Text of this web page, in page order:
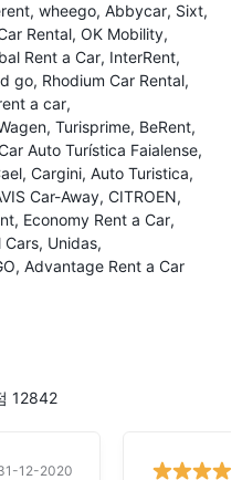
wheego Abbycar Sixt
Rental OK Mobility
Rent a Car InterRent
go Rhodium Car Rental
a car
Turisprime BeRent
Auto Turística Faialense
Cargini Auto Turistica
Car-Away CITROEN
Economy Rent a Car
Cars Unidas
Advantage Rent a Car
12842
12-2020